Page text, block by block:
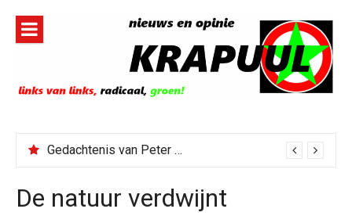
inhoud
Gedachtenis van Peter Faber
De natuur verdwijnt